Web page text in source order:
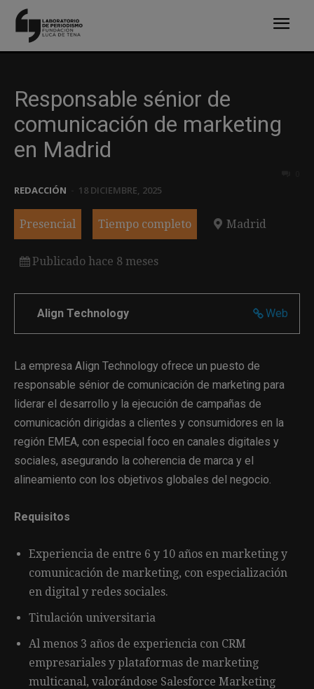
Responsable sénior de
comunicación de marketing
en Madrid
REDACCIÓN 18 DICIEMBRE, 2025
Presencial Tiempo completo Madrid
Publicado hace 8 meses
Web
Align Technology
La empresa Align Technology ofrece un puesto de
responsable sénior de comunicación de marketing para
liderar el desarrollo y la ejecución de campañas de
comunicación dirigidas a clientes y consumidores en la
región EMEA, con especial foco en canales digitales y
sociales, asegurando la coherencia de marca y el
alineamiento con los objetivos globales del negocio.
Requisitos
Experiencia de entre 6 y 10 años en marketing y
comunicación de marketing, con especialización
en digital y redes sociales.
Titulación universitaria
Al menos 3 años de experiencia con CRM
empresariales y plataformas de marketing
multicanal, valorándose Salesforce Marketing